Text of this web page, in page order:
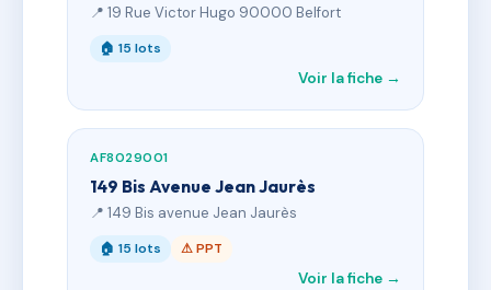
📍 19 Rue Victor Hugo 90000 Belfort
🏠 15 lots
Voir la fiche →
AF8029001
149 Bis Avenue Jean Jaurès
📍 149 Bis avenue Jean Jaurès
🏠 15 lots ⚠ PPT
Voir la fiche →